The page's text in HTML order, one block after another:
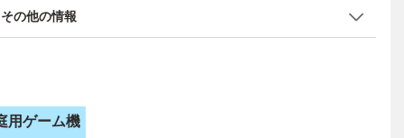
その他の情報